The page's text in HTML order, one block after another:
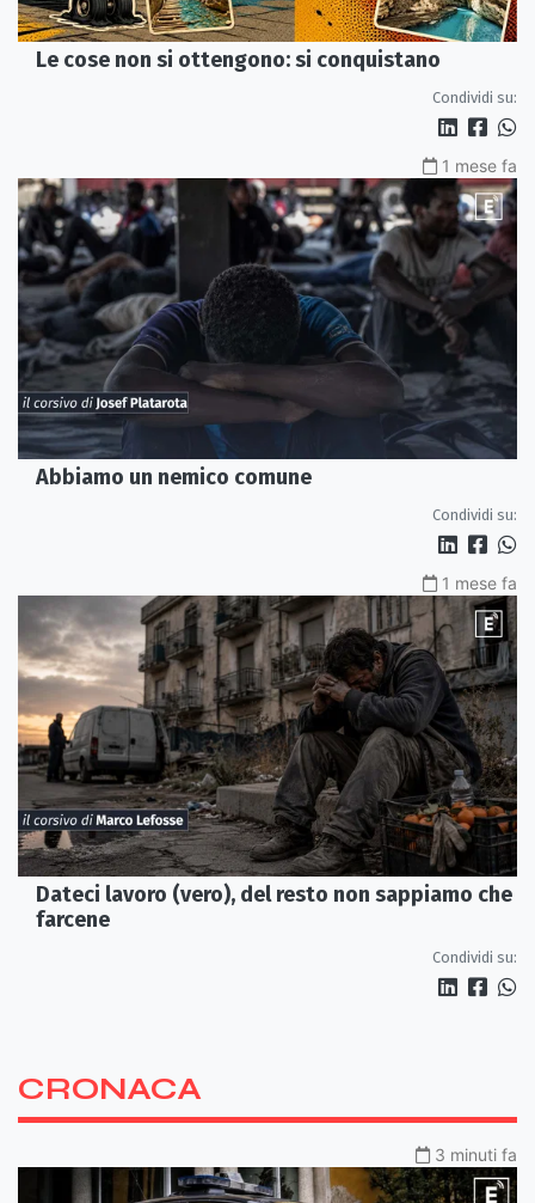
Le cose non si ottengono: si conquistano
Condividi su:
1 mese fa
Abbiamo un nemico comune
Condividi su:
1 mese fa
Dateci lavoro (vero), del resto non sappiamo che
farcene
Condividi su:
CRONACA
3 minuti fa